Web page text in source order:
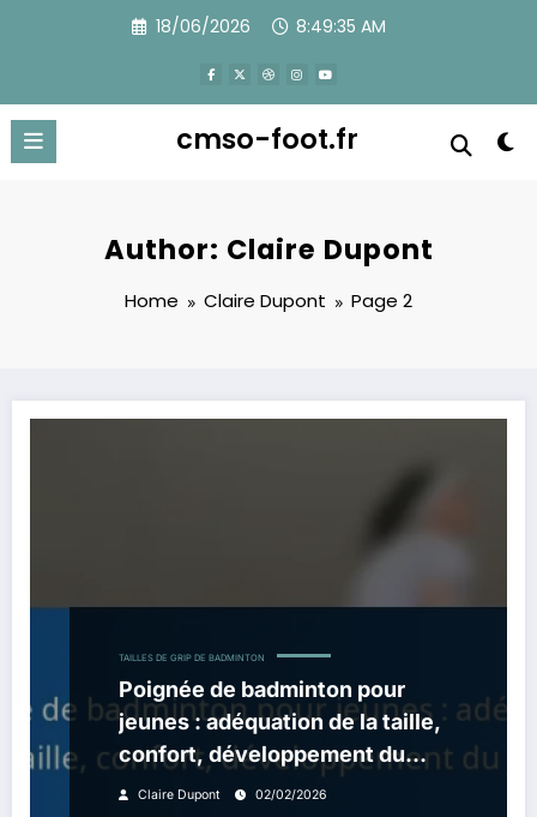
18/06/2026 8:49:36 AM
cmso-foot.fr
Author: Claire Dupont
Home Claire Dupont Page 2
TAILLES DE GRIP DE BADMINTON
Poignée de badminton pour
jeunes : adéquation de la taille,
confort, développement du
joueur
Claire Dupont 02/02/2026